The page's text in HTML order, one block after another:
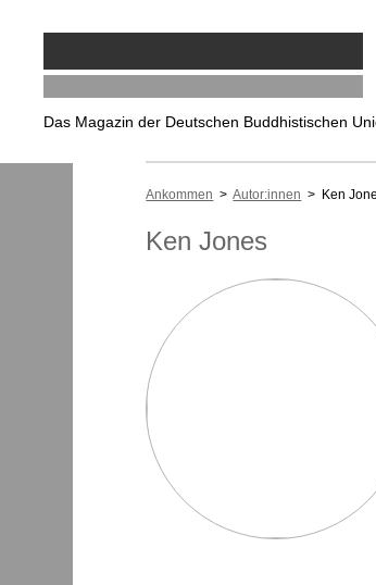
Das Magazin der Deutschen Buddhistischen
Ankommen >Autor:innen > Ken
Ken Jones